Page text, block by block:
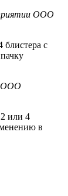
ООО
с
ООО
или 4
в